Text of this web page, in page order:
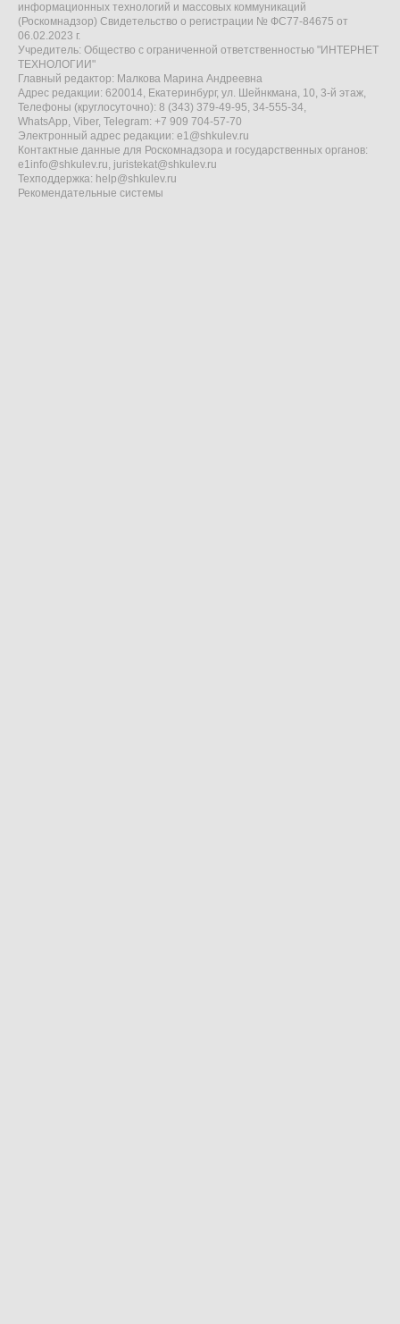
информационных технологий и массовых коммуникаций
(Роскомнадзор) Свидетельство о регистрации № ФС77-84675 от
06.02.2023 г.
Учредитель: Общество с ограниченной ответственностью "ИНТЕРНЕТ
ТЕХНОЛОГИИ"
Главный редактор: Малкова Марина Андреевна
Адрес редакции: 620014, Екатеринбург, ул. Шейнкмана, 10, 3-й этаж,
Телефоны (круглосуточно): 8 (343) 379-49-95, 34-555-34,
WhatsApp, Viber, Telegram: +7 909 704-57-70
Электронный адрес редакции: e1@shkulev.ru
Контактные данные для Роскомнадзора и государственных органов:
e1info@shkulev.ru, juristekat@shkulev.ru
Техподдержка: help@shkulev.ru
Рекомендательные системы